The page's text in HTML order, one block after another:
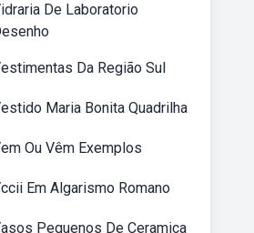
De Laboratorio
Da Região Sul
Maria Bonita Quadrilha
Ou Vêm Exemplos
Em Algarismo Romano
Pequenos De Ceramica